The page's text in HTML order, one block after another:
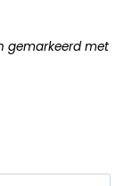
gemarkeerd met